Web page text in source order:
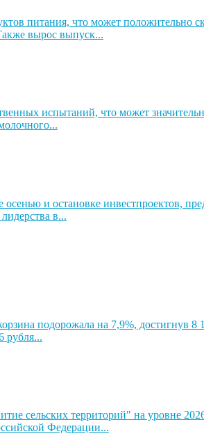
питания, что может положительно
вырос выпуск...
испытаний, что может
и остановке инвестпроектов,
в...
подорожала на 7,9%, достигнув
рубля...
сельских территорий" на уровне
Федерации...